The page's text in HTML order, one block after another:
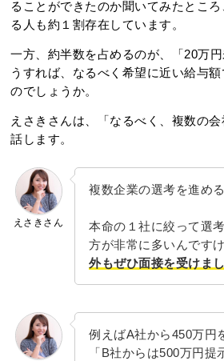
ることができたのか聞いてみたとこ
る人も約１割存在しています。
一方、約半数を占めるのが、「20万
うすれば、なるべく希望に近い給与
のでしょうか。
えさきさんは、「なるべく、複数の
話します。
えさきさん
複数企業の選考を進め
本命の１社に絞って選
方が非常に多いんですけ
外もぜひ面接を受けま
例えばA社から450万円
「B社からは500万円提